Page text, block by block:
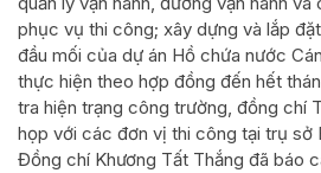
phục vụ thi công; xây dựng và lắp
đầu mối của dự án Hồ chứa nước
thực hiện theo hợp đồng đến hết
tra hiện trạng công trường, đồng chí
họp với các đơn vị thi công tại trụ sở
Đồng chí Khương Tất Thắng đã báo